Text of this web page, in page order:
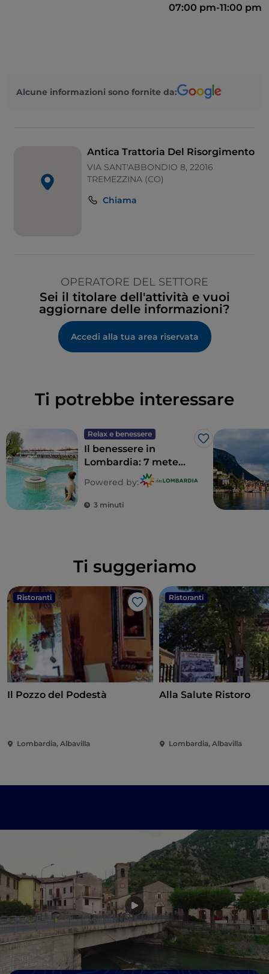
07:00 pm-11:00 pm
Alcune informazioni sono fornite da:
Antica Trattoria Del Risorgimento
VIA SANT'ABBONDIO 8, 22016
TREMEZZINA (CO)
Chiama
OPERATORE DEL SETTORE
Sei il titolare dell'attività e vuoi
aggiornare delle informazioni?
Accedi alla tua area riservata
Ti potrebbe interessare
Relax e benessere
Like
Il benessere in
Lombardia: 7 mete
per un detox totale
Powered by:
3 minuti
Ti suggeriamo
Ristoranti
Like
Il Pozzo del Podestà
Lombardia, Albavilla
Ristoranti
Alla Salute Ristoro
Lombardia, Albavilla